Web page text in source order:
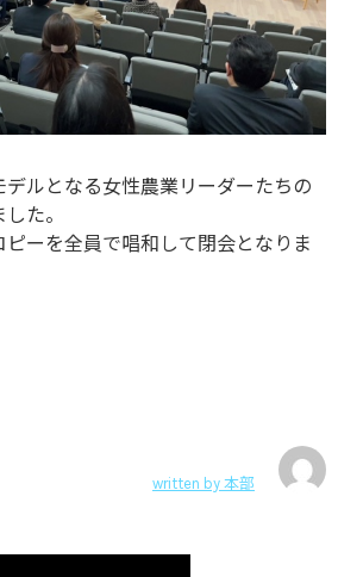
ルとなる女性農業リーダーたちの
た。
ーを全員で唱和して閉会となりま
written by 本部